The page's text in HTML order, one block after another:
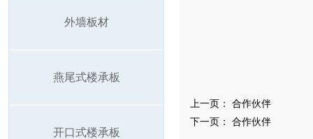
外墙板材
燕尾式楼承板
开口式楼承板
上一页：合作伙伴
下一页：合作伙伴